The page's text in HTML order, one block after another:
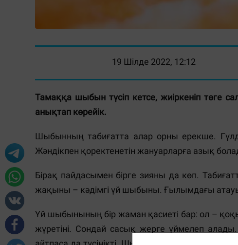
19 Шілде 2022, 12:12
Тамаққа шыбын түсіп кетсе, жиіркеніп төге
анықтап көрейік.
Шыбынның табиғатта алар орны ерекше. Гүлді
Жәндікпен қоректенетін жануарларға азық
Бірақ пайдасымен бірге зияны да көп.
жақыны – кәдімгі үй шыбыны. Ғылымдағы
Үй шыбынының бір жаман қасиеті бар: ол –
жүретіні. Сондай сасық жерге үймелеп